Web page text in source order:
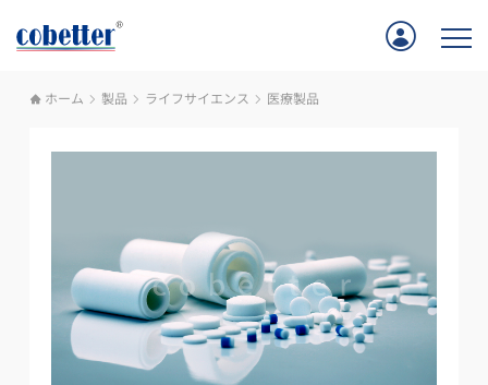
ホーム
サポート
Cobetterについて
ホーム 製品 ライフサイエンス 医療製品